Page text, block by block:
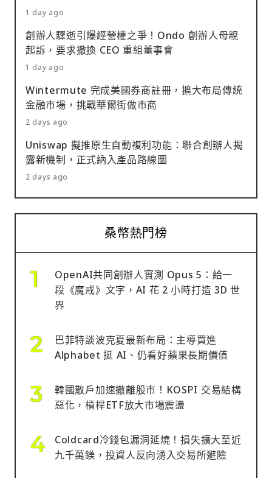
1 day ago
創辦人驟逝引爆經營權之爭！Ondo 創辦人母親
起訴，要求撤換 CEO 重組董事會
1 day ago
Wintermute 完成美國券商註冊，擴大布局傳統
金融市場，挑戰華爾街做市商
2 days ago
Uniswap 擬推原生自動複利功能：聯合創辦人揭
露新機制，正式納入產品路線圖
2 days ago
桑幣熱門榜
OpenAI共同創辦人實測 Opus 5：給一
段《魔戒》文字，AI 花 2 小時打造 3D 世
界
巴菲特談波克夏最新布局：主導買進
Alphabet 挺 AI、仍看好蘋果長期價值
韓國散戶加速撤離股市！KOSPI 交易結構
惡化，槓桿ETF放大市場震盪
Coldcard冷錢包漏洞延燒！損失擴大至近
九千萬鎂，投資人反向湧入交易所避險